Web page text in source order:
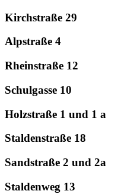
Kirchstraße 29
Alpstraße 4
Rheinstraße 12
Schulgasse 10
Holzstraße 1 und 1 a
Staldenstraße 18
Sandstraße 2 und 2a
Staldenweg 13